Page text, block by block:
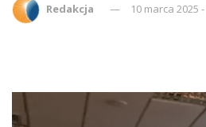
Redakcja 10 marca 2025